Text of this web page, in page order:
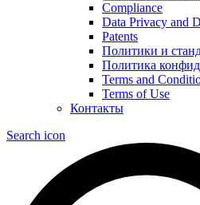
Compliance
Data Privacy and
Patents
Политики и
Политика
Terms and
Terms of Use
Контакты
Search icon